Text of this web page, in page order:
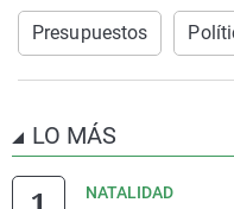
Presupuestos
LO MÁS
NATALIDAD